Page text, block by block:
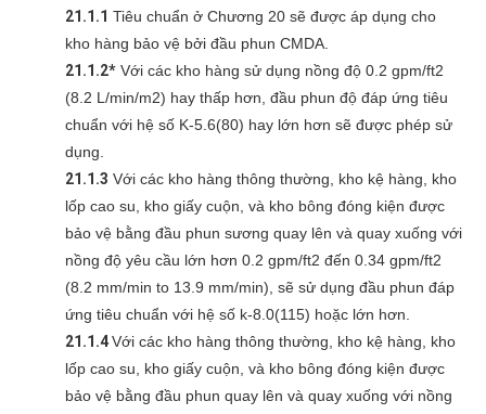
21.1.1 Tiêu chuẩn ở Chương 20 sẽ được áp dụng cho
kho hàng bảo vệ bởi đầu phun CMDA.
21.1.2* Với các kho hàng sử dụng nồng độ 0.2 gpm/ft2
(8.2 L/min/m2) hay thấp hơn, đầu phun độ đáp ứng tiêu
chuẩn với hệ số K-5.6(80) hay lớn hơn sẽ được phép sử
dụng.
21.1.3 Với các kho hàng thông thường, kho kệ hàng, kho
lốp cao su, kho giấy cuộn, và kho bông đóng kiện được
bảo vệ bằng đầu phun sương quay lên và quay xuống với
nồng độ yêu cầu lớn hơn 0.2 gpm/ft2 đến 0.34 gpm/ft2
(8.2 mm/min to 13.9 mm/min), sẽ sử dụng đầu phun đáp
ứng tiêu chuẩn với hệ số k-8.0(115) hoặc lớn hơn.
21.1.4Với các kho hàng thông thường, kho kệ hàng, kho
lốp cao su, kho giấy cuộn, và kho bông đóng kiện được
bảo vệ bằng đầu phun quay lên và quay xuống với nồng